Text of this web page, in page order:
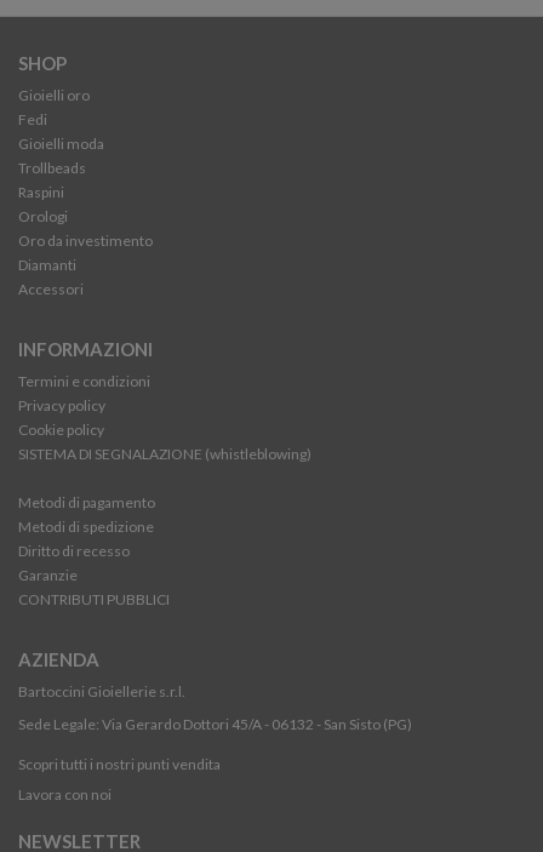
SHOP
Gioielli oro
Fedi
Gioielli moda
Trollbeads
Raspini
Orologi
Oro da investimento
Diamanti
Accessori
INFORMAZIONI
Termini e condizioni
Privacy policy
Cookie policy
SISTEMA DI SEGNALAZIONE (whistleblowing)
Metodi di pagamento
Metodi di spedizione
Diritto di recesso
Garanzie
CONTRIBUTI PUBBLICI
AZIENDA
Bartoccini Gioiellerie s.r.l.
Sede Legale: Via Gerardo Dottori 45/A - 06132 - San Sisto (PG)
Scopri tutti i nostri punti vendita
Lavora con noi
NEWSLETTER